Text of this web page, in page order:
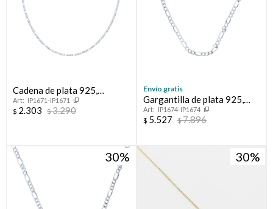
Cadena de plata 925,
FIGARO.
IP1671-IP1671
$ 2.303 $3.290
Envío gratis
Gargantilla de plata 925,
FIGARO.
IP1674-IP1674
$ 5.527 $7.896
30 30